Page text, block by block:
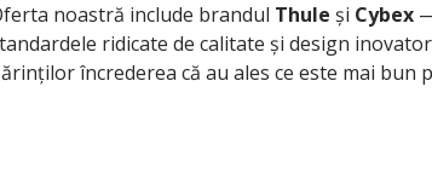
noastră include brandul Thule și Cybex
ridicate de calitate și design
încrederea că au ales ce este mai